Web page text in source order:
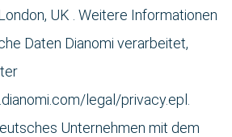
UK . Weitere Informationen
Daten Dianomi verarbeitet,
legal/privacy.epl.
Unternehmen mit dem